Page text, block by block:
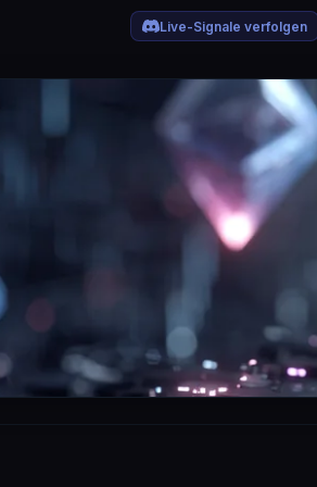
Live-Signale verfolgen